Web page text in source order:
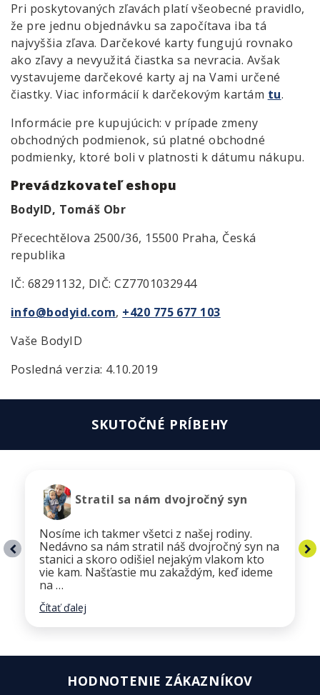
Pri poskytovaných zľavách platí všeobecné pravidlo,
že pre jednu objednávku sa započítava iba tá
najvyššia zľava. Darčekové karty fungujú rovnako
ako zľavy a nevyužitá čiastka sa nevracia. Avšak
vystavujeme darčekové karty aj na Vami určené
čiastky. Viac informácií k darčekovým kartám tu.
Informácie pre kupujúcich: v prípade zmeny
obchodných podmienok, sú platné obchodné
podmienky, ktoré boli v platnosti k dátumu nákupu.
Prevádzkovateľ eshopu
BodyID, Tomáš Obr
Přecechtělova 2500/36, 15500 Praha, Česká
republika
IČ: 68291132, DIČ: CZ7701032944
info@bodyid.com, +420 775 677 103
Vaše BodyID
Posledná verzia: 4.10.2019
SKUTOČNÉ PRÍBEHY
Stratil sa nám dvojročný syn
Nosíme ich takmer všetci z našej rodiny.
Nedávno sa nám stratil náš dvojročný syn na
stanici a skoro odišiel nejakým vlakom kto
vie kam. Našťastie mu zakaždým, keď ideme
na …
Čítať ďalej
HODNOTENIE ZÁKAZNÍKOV